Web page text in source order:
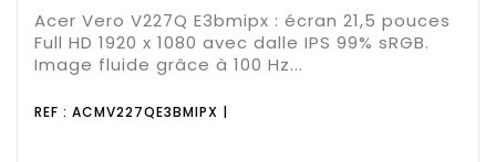
Acer Vero V227Q E3bmipx : écran 21,5 pouces
Full HD 1920 x 1080 avec dalle IPS 99% sRGB.
Image fluide grâce à 100 Hz...
REF : ACMV227QE3BMIPX |